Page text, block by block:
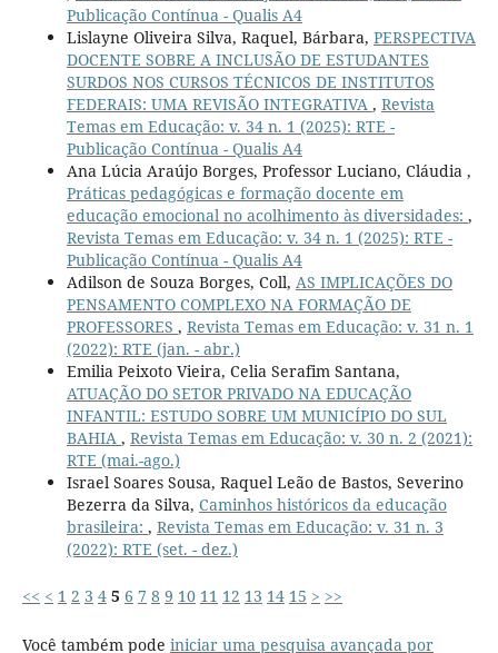
Publicação Contínua - Qualis A4
Lislayne Oliveira Silva, Raquel, Bárbara, PERSPECTIVA
DOCENTE SOBRE A INCLUSÃO DE ESTUDANTES
SURDOS NOS CURSOS TÉCNICOS DE INSTITUTOS
FEDERAIS: UMA REVISÃO INTEGRATIVA , Revista
Temas em Educação: v. 34 n. 1 (2025): RTE -
Publicação Contínua - Qualis A4
Ana Lúcia Araújo Borges, Professor Luciano, Cláudia ,
Práticas pedagógicas e formação docente em
educação emocional no acolhimento às diversidades: ,
Revista Temas em Educação: v. 34 n. 1 (2025): RTE -
Publicação Contínua - Qualis A4
Adilson de Souza Borges, Coll, AS IMPLICAÇÕES DO
PENSAMENTO COMPLEXO NA FORMAÇÃO DE
PROFESSORES , Revista Temas em Educação: v. 31 n. 1
(2022): RTE (jan. - abr.)
Emilia Peixoto Vieira, Celia Serafim Santana,
ATUAÇÃO DO SETOR PRIVADO NA EDUCAÇÃO
INFANTIL: ESTUDO SOBRE UM MUNICÍPIO DO SUL
BAHIA , Revista Temas em Educação: v. 30 n. 2 (2021):
RTE (mai.-ago.)
Israel Soares Sousa, Raquel Leão de Bastos, Severino
Bezerra da Silva, Caminhos históricos da educação
brasileira: , Revista Temas em Educação: v. 31 n. 3
(2022): RTE (set. - dez.)
<< < 1 2 3 4 5 6 7 8 9 10 11 12 13 14 15 > >>
Você também pode iniciar uma pesquisa avançada por